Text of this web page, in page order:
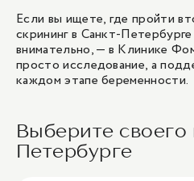
Если вы ищете, где пройти
скрининг в Санкт-
внимательно, — в Клинике
просто исследование, а
каждом этапе беременности.
Выберите
Петербурге